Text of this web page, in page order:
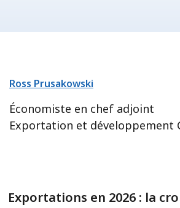
Ross Prusakowski
Économiste en chef adjoint
Exportation et développement
Exportations en 2026 : la